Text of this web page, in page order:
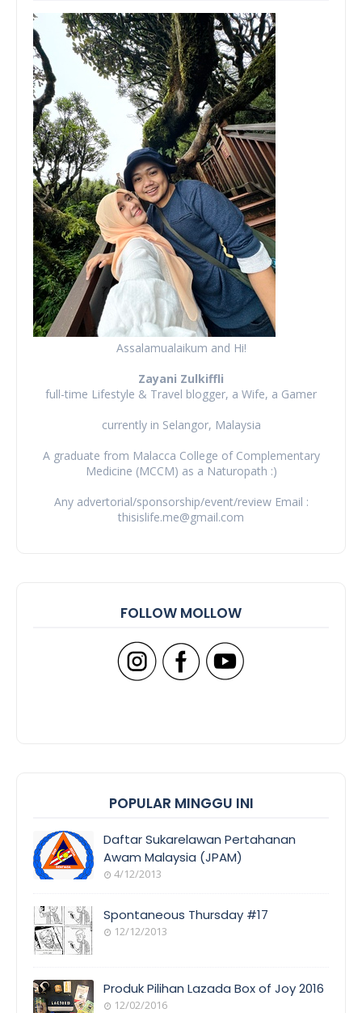
Assalamualaikum and Hi!
Zayani Zulkiffli
full-time Lifestyle & Travel blogger, a Wife, a Gamer
currently in Selangor, Malaysia
A graduate from Malacca College of Complementary
Medicine (MCCM) as a Naturopath :)
Any advertorial/sponsorship/event/review Email :
thisislife.me@gmail.com
FOLLOW MOLLOW
POPULAR MINGGU INI
Daftar Sukarelawan Pertahanan
Awam Malaysia (JPAM)
4/12/2013
Spontaneous Thursday #17
12/12/2013
Produk Pilihan Lazada Box of Joy 2016
12/02/2016